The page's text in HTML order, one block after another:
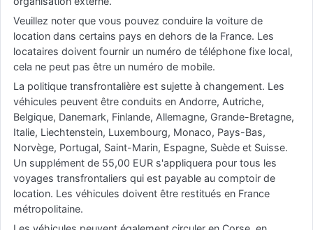
Veuillez noter que vous pouvez conduire la voiture de
location dans certains pays en dehors de la France. Les
locataires doivent fournir un numéro de téléphone fixe local,
cela ne peut pas être un numéro de mobile.
La politique transfrontalière est sujette à changement. Les
véhicules peuvent être conduits en Andorre, Autriche,
Belgique, Danemark, Finlande, Allemagne, Grande-Bretagne,
Italie, Liechtenstein, Luxembourg, Monaco, Pays-Bas,
Norvège, Portugal, Saint-Marin, Espagne, Suède et Suisse.
Un supplément de 55,00 EUR s'appliquera pour tous les
voyages transfrontaliers qui est payable au comptoir de
location. Les véhicules doivent être restitués en France
métropolitaine.